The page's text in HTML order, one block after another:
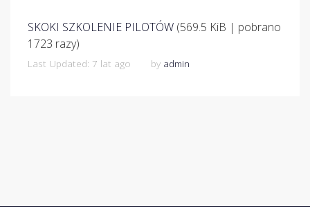
SKOKI SZKOLENIE PILOTÓW (569.5 KiB | pobrano
1723 razy)
Last Updated: 7 lat ago by admin